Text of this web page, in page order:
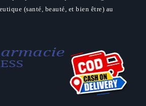
(santé, beauté, et bien être) au